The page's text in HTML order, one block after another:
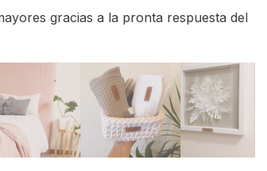
gracias a la pronta respuesta del